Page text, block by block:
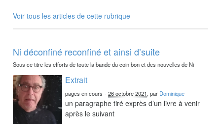
Voir tous les articles de cette rubrique
Ni déconfiné reconfiné et ainsi d’suite
Sous ce titre les efforts de toute la bande du coin bon et des nouvelles de Ni
Extrait
pages en cours -26 octobre 2021, par Dominique
un paragraphe tiré exprès d’un livre à venir
après le suivant